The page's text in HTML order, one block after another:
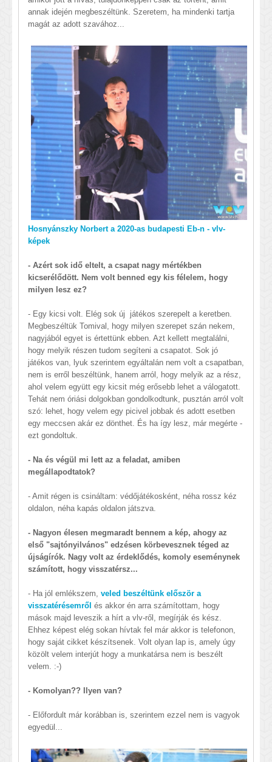
annak idején megbeszéltünk. Szeretem, ha mindenki tartja
magát az adott szavához...
Hosnyánszky Norbert a 2020-as budapesti Eb-n - vlv-
képek
- Azért sok idő eltelt, a csapat nagy mértékben
kicserélődött. Nem volt benned egy kis félelem, hogy
milyen lesz ez?
- Egy kicsi volt. Elég sok új játékos szerepelt a keretben.
Megbeszéltük Tomival, hogy milyen szerepet szán nekem,
nagyjából egyet is értettünk ebben. Azt kellett megtalálni,
hogy melyik részen tudom segíteni a csapatot. Sok jó
játékos van, lyuk szerintem egyáltalán nem volt a csapatban,
nem is erről beszéltünk, hanem arról, hogy melyik az a rész,
ahol velem együtt egy kicsit még erősebb lehet a válogatott.
Tehát nem óriási dolgokban gondolkodtunk, pusztán arról volt
szó: lehet, hogy velem egy picivel jobbak és adott esetben
egy meccsen akár ez dönthet. És ha így lesz, már megérte -
ezt gondoltuk.
- Na és végül mi lett az a feladat, amiben
megállapodtatok?
- Amit régen is csináltam: védőjátékosként, néha rossz kéz
oldalon, néha kapás oldalon játszva.
- Nagyon élesen megmaradt bennem a kép, ahogy az
első "sajtónyilvános" edzésen körbevesznek téged az
újságírók. Nagy volt az érdeklődés, komoly eseménynek
számított, hogy visszatérsz...
- Ha jól emlékszem, veled beszéltünk először a
visszatérésemről és akkor én arra számítottam, hogy
mások majd leveszik a hírt a vlv-ről, megírják és kész.
Ehhez képest elég sokan hívtak fel már akkor is telefonon,
hogy saját cikket készítsenek. Volt olyan lap is, amely úgy
közölt velem interjút hogy a munkatársa nem is beszélt
velem. :-)
- Komolyan?? Ilyen van?
- Előfordult már korábban is, szerintem ezzel nem is vagyok
egyedül...